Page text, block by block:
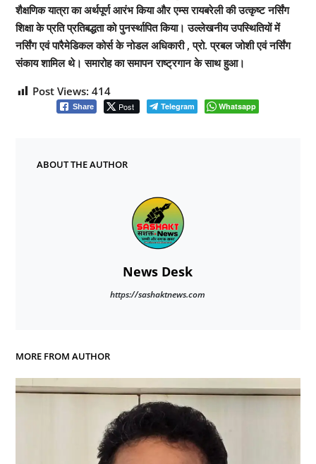
शैक्षणिक यात्रा का अर्थपूर्ण आरंभ किया और एम्स रायबरेली की उत्कृष्ट नर्सिंग
शिक्षा के प्रति प्रतिबद्धता को पुनर्स्थापित किया। उल्लेखनीय उपस्थितियों में
नर्सिंग एवं पारैमेडिकल कोर्स के नोडल अधिकारी , प्रो. प्रबल जोशी एवं नर्सिंग
संकाय शामिल थे। समारोह का समापन राष्ट्रगान के साथ हुआ।
Post Views: 414
Share Post Telegram Whatsapp
ABOUT THE AUTHOR
News Desk
https://sashaktnews.com
MORE FROM AUTHOR